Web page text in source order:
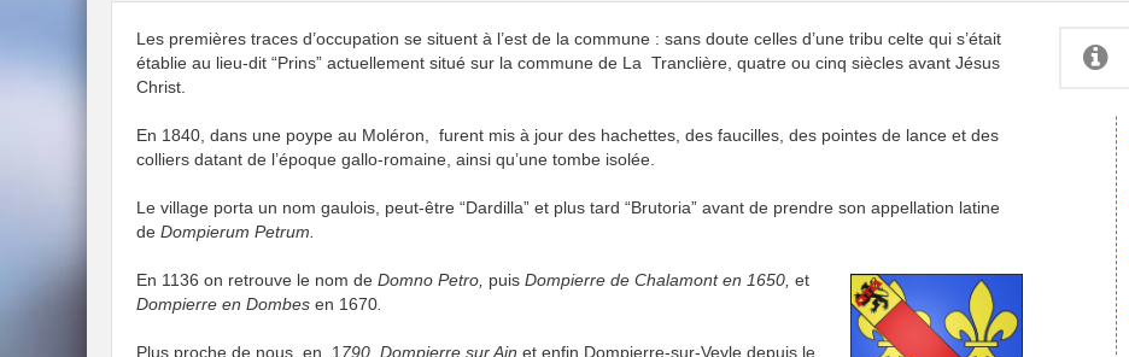
Les premières traces d’occupation se situent à l’est de la commune : sans doute celles d’une tribu celte qui s’était
établie au lieu-dit “Prins” actuellement situé sur la commune de La Tranclière, quatre ou cinq siècles avant Jésus
Christ.
En 1840, dans une poype au Moléron, furent mis à jour des hachettes, des faucilles, des pointes de lance et des
colliers datant de l’époque gallo-romaine, ainsi qu’une tombe isolée.
Le village porta un nom gaulois, peut-être “Dardilla” et plus tard “Brutoria” avant de prendre son appellation latine
de Dompierum Petrum.
En 1136 on retrouve le nom de Domno Petro, puis Dompierre de Chalamont en 1650, et
Dompierre en Dombes en 1670
Plus proche de nous, en 1 790 Dompierre sur Ain et enfin Dompierre-sur-Veyle depuis le